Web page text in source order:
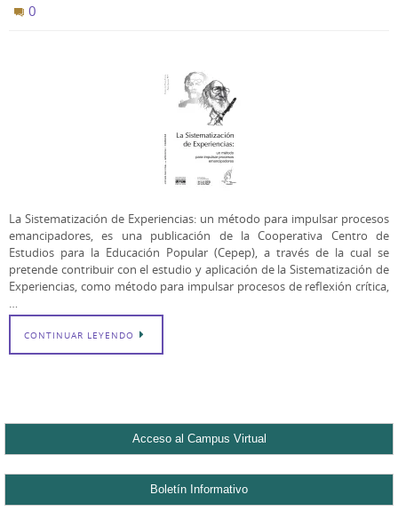
0
La Sistematización de Experiencias: un método para impulsar procesos
emancipadores, es una publicación de la Cooperativa Centro de
Estudios para la Educación Popular (Cepep), a través de la cual se
pretende contribuir con el estudio y aplicación de la Sistematización de
Experiencias, como método para impulsar procesos de reflexión crítica,
…
CONTINUAR LEYENDO